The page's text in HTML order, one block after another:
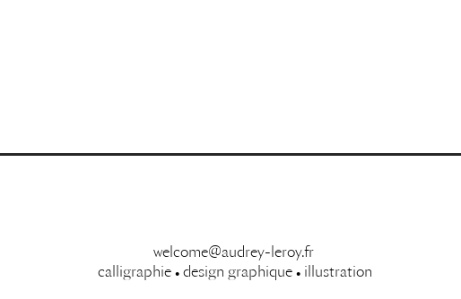
welcome@audrey-leroy.fr
calligraphie • design graphique • illustration